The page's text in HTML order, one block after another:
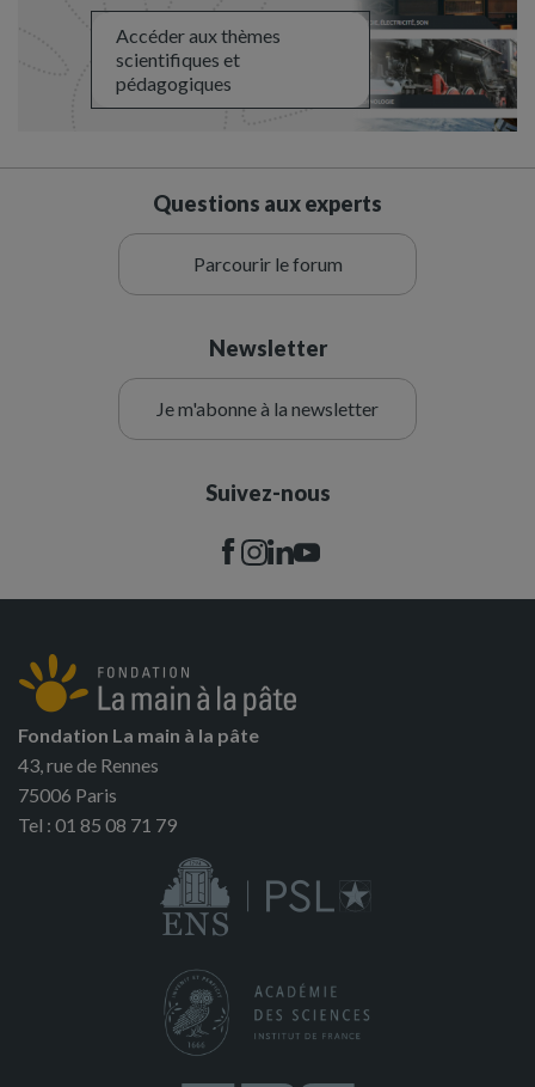
Accéder aux thèmes
scientifiques et
pédagogiques
Questions aux experts
Parcourir le forum
Newsletter
Je m'abonne à la newsletter
Suivez-nous
Fondation La main à la pâte
43, rue de Rennes
75006 Paris
Tel : 01 85 08 71 79